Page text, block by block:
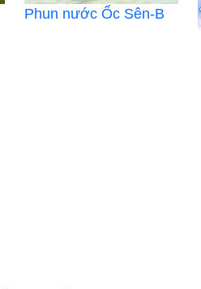
Phun nước Ốc Sên-B